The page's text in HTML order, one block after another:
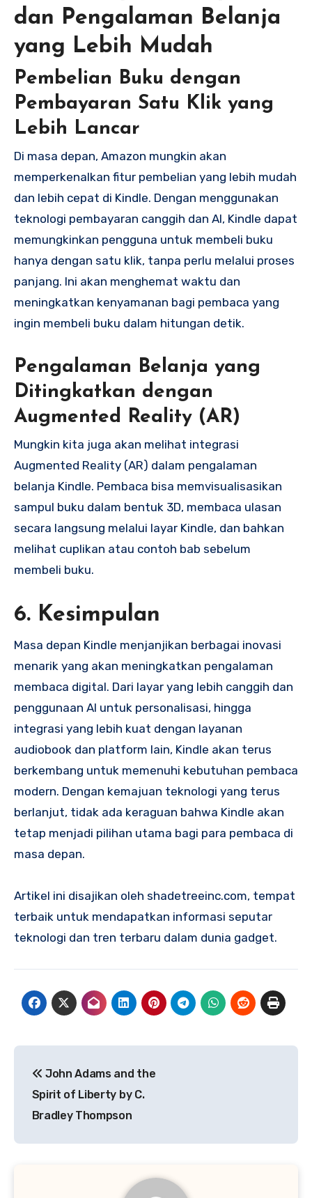
dan Pengalaman Belanja
yang Lebih Mudah
Pembelian Buku dengan
Pembayaran Satu Klik yang
Lebih Lancar
Di masa depan, Amazon mungkin akan
memperkenalkan fitur pembelian yang lebih mudah
dan lebih cepat di Kindle. Dengan menggunakan
teknologi pembayaran canggih dan AI, Kindle dapat
memungkinkan pengguna untuk membeli buku
hanya dengan satu klik, tanpa perlu melalui proses
panjang. Ini akan menghemat waktu dan
meningkatkan kenyamanan bagi pembaca yang
ingin membeli buku dalam hitungan detik.
Pengalaman Belanja yang
Ditingkatkan dengan
Augmented Reality (AR)
Mungkin kita juga akan melihat integrasi
Augmented Reality (AR) dalam pengalaman
belanja Kindle. Pembaca bisa memvisualisasikan
sampul buku dalam bentuk 3D, membaca ulasan
secara langsung melalui layar Kindle, dan bahkan
melihat cuplikan atau contoh bab sebelum
membeli buku.
6. Kesimpulan
Masa depan Kindle menjanjikan berbagai inovasi
menarik yang akan meningkatkan pengalaman
membaca digital. Dari layar yang lebih canggih dan
penggunaan AI untuk personalisasi, hingga
integrasi yang lebih kuat dengan layanan
audiobook dan platform lain, Kindle akan terus
berkembang untuk memenuhi kebutuhan pembaca
modern. Dengan kemajuan teknologi yang terus
berlanjut, tidak ada keraguan bahwa Kindle akan
tetap menjadi pilihan utama bagi para pembaca di
masa depan.
Artikel ini disajikan oleh shadetreeinc.com, tempat
terbaik untuk mendapatkan informasi seputar
teknologi dan tren terbaru dalam dunia gadget.
pos
John Adams and the
Spirit of Liberty by C.
Bradley Thompson